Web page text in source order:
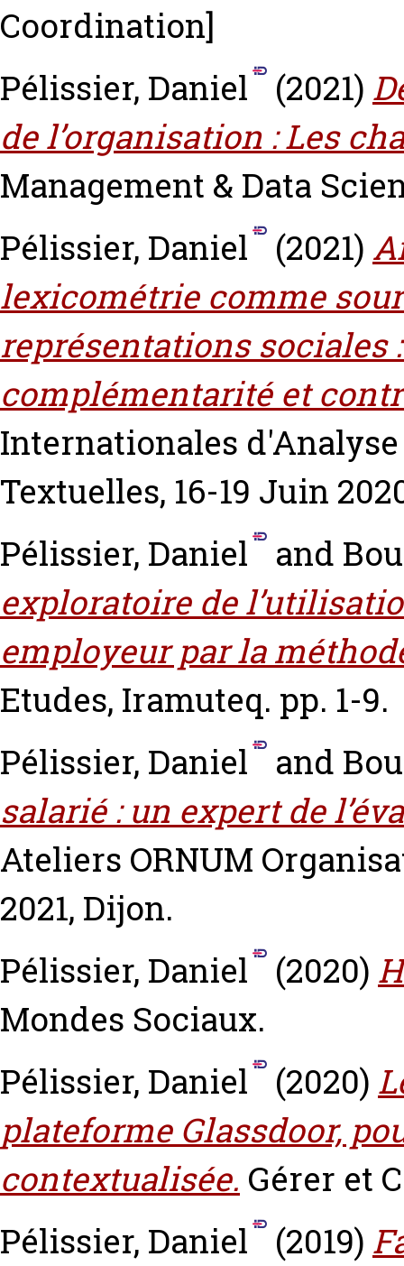
Coordination]
Pélissier, Daniel
(2021)
de l’organisation : Les
Management & Data
Pélissier, Daniel
(2021)
lexicométrie comme
représentations sociales
complémentarité et
Internationales
Textuelles, 16-19 Juin
Pélissier, Daniel
and
exploratoire de
employeur par la
Etudes, Iramuteq. pp. 1-9.
Pélissier, Daniel
and
salarié : un expert de
Ateliers ORNUM
2021, Dijon.
Pélissier, Daniel
(2020)
Mondes Sociaux.
Pélissier, Daniel
(2020)
plateforme Glassdoor,
contextualisée. Gérer et
Pélissier, Daniel
(2019)